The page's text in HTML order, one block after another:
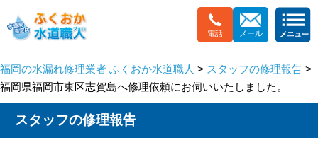
電話 メール
福岡の水漏れ修理業者 ふくおか水道職人 > スタッフの修理報告 >
福岡県福岡市東区志賀島へ修理依頼にお伺いいたしました。
スタッフの修理報告